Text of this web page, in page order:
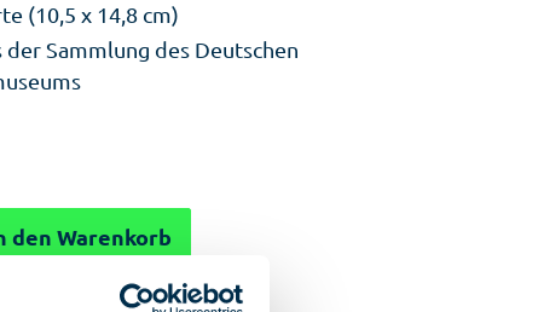
(10,5 x 14,8 cm)
Sammlung des Deutschen
den Warenkorb